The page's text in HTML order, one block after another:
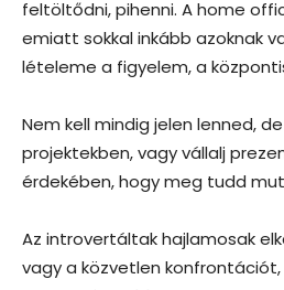
feltöltődni, pihenni. A home
emiatt sokkal inkább azoknak
lételeme a figyelem, a
Nem kell mindig jelen lenned,
projektekben, vagy vállalj
érdekében, hogy meg tudd
Az introvertáltak hajlamosak
vagy a közvetlen